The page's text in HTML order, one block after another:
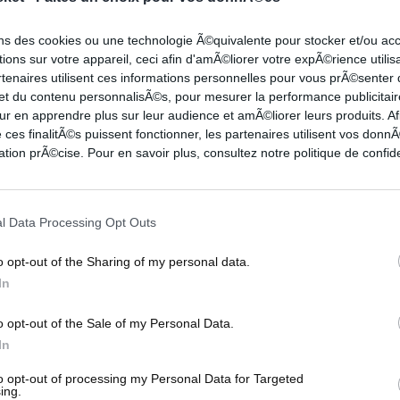
des cookies ou une technologie Ã©quivalente pour stocker et/ou
sur votre appareil, ceci afin d'amÃ©liorer votre expÃ©rience
utilisent ces informations personnelles pour vous prÃ©senter
du contenu personnalisÃ©s, pour mesurer la performance
en apprendre plus sur leur audience et amÃ©liorer leurs produits.
ces finalitÃ©s puissent fonctionner, les partenaires utilisent vos
prÃ©cise. Pour en savoir plus, consultez notre politique de
Data Processing Opt Outs
opt-out of the Sharing of my personal data.
opt-out of the Sale of my Personal Data.
opt-out of processing my Personal Data for Targeted
pour Giannis Antetokounmpo et
poster de Jusuf Nurkic !
Damian Lillard, Zion WilliamsonetGiannis
intenable sous le cercle du Heat
Bol Bol